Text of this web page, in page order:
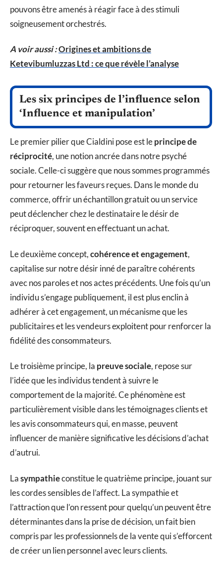
pouvons être amenés à réagir face à des stimuli
soigneusement orchestrés.
A voir aussi :Origines et ambitions de
Ketevibumluzzas Ltd : ce que révèle l’analyse
Les six principes de l’influence selon
‘Influence et manipulation’
Le premier pilier que Cialdini pose est leprincipe de
réciprocité, une notion ancrée dans notre psyché
sociale. Celle-ci suggère que nous sommes programmés
pour retourner les faveurs reçues. Dans le monde du
commerce, offrir un échantillon gratuit ou un service
peut déclencher chez le destinataire le désir de
réciproquer, souvent en effectuant un achat.
Le deuxième concept,cohérence et engagement,
capitalise sur notre désir inné de paraître cohérents
avec nos paroles et nos actes précédents. Une fois qu’un
individu s’engage publiquement, il est plus enclin à
adhérer à cet engagement, un mécanisme que les
publicitaires et les vendeurs exploitent pour renforcer la
fidélité des consommateurs.
Le troisième principe, la preuve sociale, repose sur
l’idée que les individus tendent à suivre le
comportement de la majorité. Ce phénomène est
particulièrement visible dans les témoignages clients et
les avis consommateurs qui, en masse, peuvent
influencer de manière significative les décisions d’achat
d’autrui.
Lasympathieconstitue le quatrième principe, jouant sur
les cordes sensibles de l’affect. La sympathie et
l’attraction que l’on ressent pour quelqu’un peuvent être
déterminantes dans la prise de décision, un fait bien
compris par les professionnels de la vente qui s’efforcent
de créer un lien personnel avec leurs clients.